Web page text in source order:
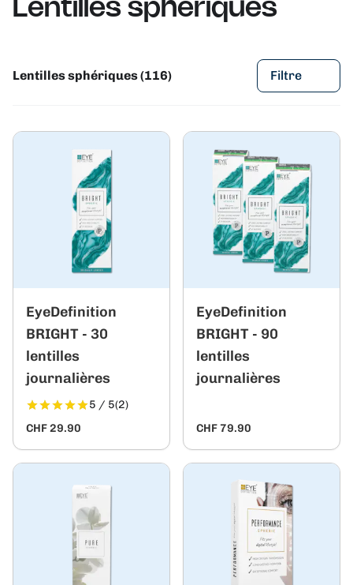
Lentilles sphériques
Lentilles sphériques (116) Filtre
EyeDefinition
BRIGHT - 30
lentilles
journalières
5 / 5(2)
CHF 29.90
EyeDefinition
BRIGHT - 90
lentilles
journalières
CHF 79.90